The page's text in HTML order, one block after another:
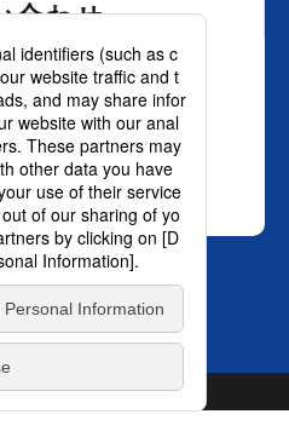
合わせ
会社 通販事業部
610
時 日祝：9時～18時
始を除く）
ようご注意ください。
Co., Ltd. All rights reserved.